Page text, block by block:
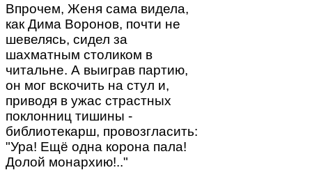
Впрочем, Женя сама видела,
как Дима Воронов, почти не
шевелясь, сидел за
шахматным столиком в
читальне. А выиграв партию,
он мог вскочить на стул и,
приводя в ужас страстных
поклонниц тишины -
библиотекарш, провозгласить:
"Ура! Ещё одна корона пала!
Долой монархию!.."